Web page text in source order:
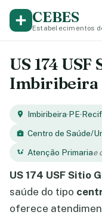
CEBES
Estabelecimentos
US 174
Imbiribeira
Imbiribeira·PE·
Centro de Saúde/
Atenção Primariae
US 174 USF Sitio
saúde do tipo
oferece